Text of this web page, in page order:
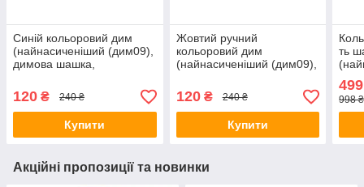
Синій кольоровий дим
(найнасиченіший (дим09),
димова шашка,
120 ₴ 240 ₴
Купити
Жовтий ручний
кольоровий дим
(найнасиченіший (дим09),
кольоровий дим, 45 сек.
120₴ 240 ₴
Купити
ть
499
998
Акційні пропозиції та новинки